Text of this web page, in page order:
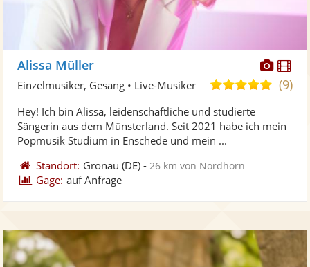
Alissa Müller
5,0(9)
Einzelmusiker, Gesang • Live-Musiker
Hey! Ich bin Alissa, leidenschaftliche und studierte
Sängerin aus dem Münsterland. Seit 2021 habe ich mein
Popmusik Studium in Enschede und mein ...
Standort: Gronau (DE) - 26 km von Nordhorn
Gage: auf Anfrage